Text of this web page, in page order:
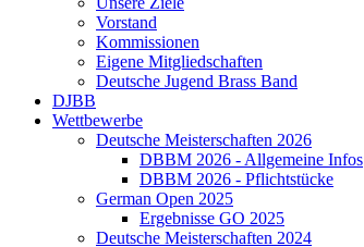
Vorstand
Kommissionen
Eigene Mitgliedschaften
Deutsche Jugend Brass Band
DJBB
Wettbewerbe
Deutsche Meisterschaften 2026
DBBM 2026 - Allgemeine Infos
DBBM 2026 - Pflichtstücke
German Open 2025
Ergebnisse GO 2025
Deutsche Meisterschaften 2024